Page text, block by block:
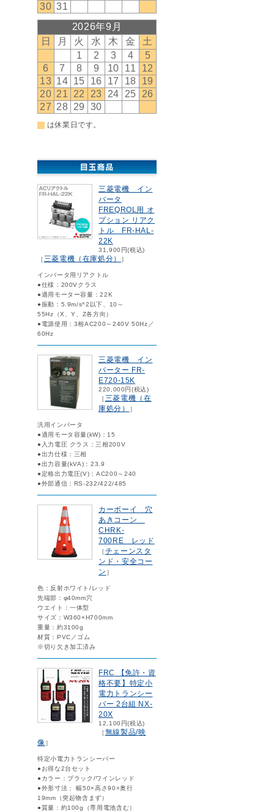
三菱電機 イン
バータ
FREQROL用 オ
プション リアク
トル FR-HAL-
22K
31,900円(税込)
［三菱電機（在庫処分） ］
インバータ用リアクトル
●仕様：200Vクラス
●適用モーター容量：22K
●振動：5.9m/s^2以下、10～
55Hz（X、Y、Z各方向）
●電源使用：3相AC200～240V 50Hz／
60Hz
三菱電機 イン
バーター FR-
E720-15K
220,000円(税込)
［三菱電機（在
庫処分）
］
汎用インバータ
●適用モータ容量(kW)：15
●入力電圧 クラス：三相200V
●出力仕様：三相
●出力容量(kVA)：23.9
●定格出力電圧(V)：AC200～240
●外部通信：RS-232/422/485
カーボーイ 穴
あきコーン
CHRK-
700RE レッド
［チェーンスタ
ンド・安全コー
ン ］
色：反射ホワイト/レッド
先端部：φ40mm穴
ウエイト：一体型
サイズ：W360×H700mm
重量：約3100g
材質：PVC／ゴム
※切り欠き加工済み
FRC 【免許・資
格不要】特定小
電力トランシー
バー 2台組 NX-
20X
12,100円(税込)
［無線製品/映
像］
特定小電力トランシーバー
●お得な2台セット
●カラー：ブラック/ワインレッド
●外形寸法： 幅50×高さ90×奥行
19mm（突起物含まず）
●質量：約100g（専用電池含む）